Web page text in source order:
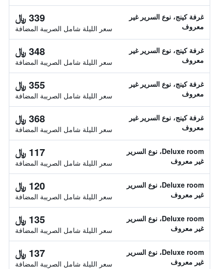
غرفة كينج، نوع السرير غير
معروف
339 ﷼
سعر الليلة شامل الصريبة المضافة
غرفة كينج، نوع السرير غير
معروف
348 ﷼
سعر الليلة شامل الصريبة المضافة
غرفة كينج، نوع السرير غير
معروف
355 ﷼
سعر الليلة شامل الصريبة المضافة
غرفة كينج، نوع السرير غير
معروف
368 ﷼
سعر الليلة شامل الصريبة المضافة
Deluxe room، نوع السرير
غير معروف
117 ﷼
سعر الليلة شامل الصريبة المضافة
Deluxe room، نوع السرير
غير معروف
120 ﷼
سعر الليلة شامل الصريبة المضافة
Deluxe room، نوع السرير
غير معروف
135 ﷼
سعر الليلة شامل الصريبة المضافة
Deluxe room، نوع السرير
غير معروف
137 ﷼
سعر الليلة شامل الصريبة المضافة